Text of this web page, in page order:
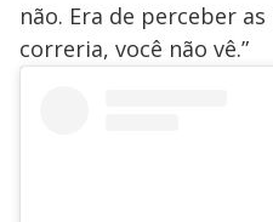
não. Era de perceber
correria, você não vê.”